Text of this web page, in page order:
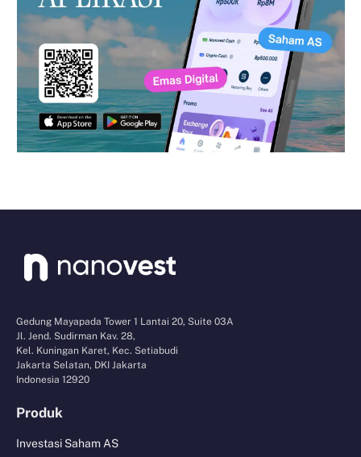
Gedung Mayapada Tower 1 Lantai 20, Suite 03A
Jl. Jend. Sudirman Kav. 28,
Kel. Kuningan Karet, Kec. Setiabudi
Jakarta Selatan, DKI Jakarta
Indonesia 12920
Produk
Investasi Saham AS